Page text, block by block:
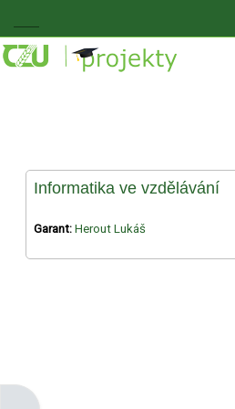
Boční panel
Informatika ve vzdělávání
Garant: Herout Lukáš